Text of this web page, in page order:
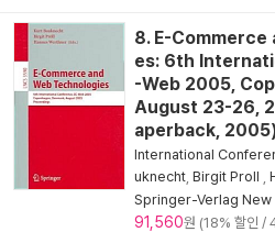
8. E-Commerce
es: 6th
-Web 2005,
August 23-26,
aperback,
International
uknecht Birgit Proll
Springer-Verlag New
91,560원 (18% 할인 /